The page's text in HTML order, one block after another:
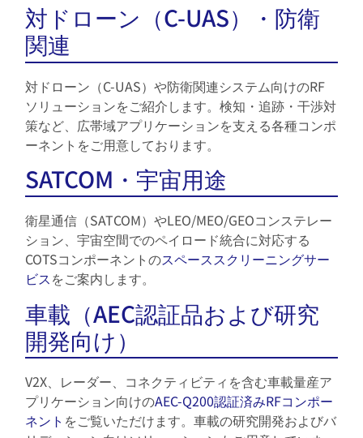
対ドローン（C-UAS）・防衛
関連
対ドローン（C-UAS）や防衛関連システム向けのRF
ソリューションをご紹介します。検知・追跡・干渉対
策など、広帯域アプリケーションを支える各種コンポ
ーネントをご用意しております。
SATCOM・宇宙用途
衛星通信（SATCOM）やLEO/MEO/GEOコンステレー
ション、宇宙空間でのペイロード統合に対応する
COTSコンポーネントのスペーススクリーニングサー
ビスをご案内します。
車載（AEC認証品および研究
開発向け）
V2X、レーダー、コネクティビティを含む車載量産ア
プリケーション向けのAEC-Q200認証済みRFコンポー
ネント をご覧いただけます。車載の研究開発およびバ